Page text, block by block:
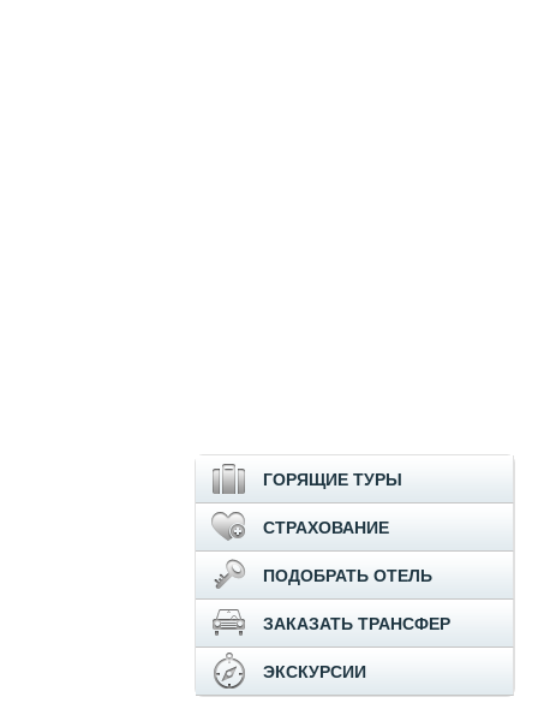
ГОРЯЩИЕ ТУРЫ
СТРАХОВАНИЕ
ПОДОБРАТЬ ОТЕЛЬ
ЗАКАЗАТЬ ТРАНСФЕР
ЭКСКУРСИИ